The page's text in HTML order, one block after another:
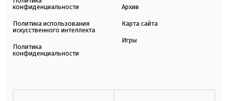
конфиденциальности
Политика использования
искусственного интеллекта
Политика
конфиденциальности
Архив
Карта сайта
Игры